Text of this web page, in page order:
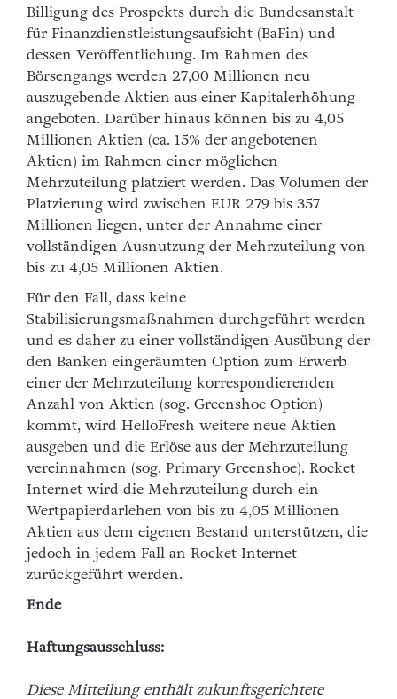
Billigung des Prospekts durch die Bundesanstalt
für Finanzdienstleistungsaufsicht (BaFin) und
dessen Veröffentlichung. Im Rahmen des
Börsengangs werden 27,00 Millionen neu
auszugebende Aktien aus einer Kapitalerhöhung
angeboten. Darüber hinaus können bis zu 4,05
Millionen Aktien (ca. 15% der angebotenen
Aktien) im Rahmen einer möglichen
Mehrzuteilung platziert werden. Das Volumen der
Platzierung wird zwischen EUR 279 bis 357
Millionen liegen, unter der Annahme einer
vollständigen Ausnutzung der Mehrzuteilung von
bis zu 4,05 Millionen Aktien.
Für den Fall, dass keine
Stabilisierungsmaßnahmen durchgeführt werden
und es daher zu einer vollständigen Ausübung der
den Banken eingeräumten Option zum Erwerb
einer der Mehrzuteilung korrespondierenden
Anzahl von Aktien (sog. Greenshoe Option)
kommt, wird HelloFresh weitere neue Aktien
ausgeben und die Erlöse aus der Mehrzuteilung
vereinnahmen (sog. Primary Greenshoe). Rocket
Internet wird die Mehrzuteilung durch ein
Wertpapierdarlehen von bis zu 4,05 Millionen
Aktien aus dem eigenen Bestand unterstützen, die
jedoch in jedem Fall an Rocket Internet
zurückgeführt werden.
Ende
Haftungsausschluss:
Diese Mitteilung enthält zukunftsgerichtete